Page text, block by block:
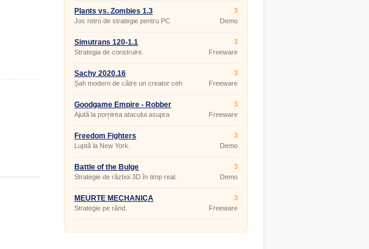
Plants vs. Zombies 1.3
Joc retro de strategie pentru PC
3
Demo
Simutrans 120-1.1
Strategia de construire.
3
Freeware
Šachy 2020.16
Șah modern de către un creator ceh
3
Freeware
Goodgame Empire - Robber
Baron Castle Calculator 1.0
Ajută la pornirea atacului asupra
Baronilor Tâlhari din Goodgame
3
Freeware
Freedom Fighters
Luptă la New York.
3
Demo
Battle of the Bulge
Strategie de război 3D în timp real.
3
Demo
MEURTE MECHANICA
Strategie pe rând.
3
Freeware